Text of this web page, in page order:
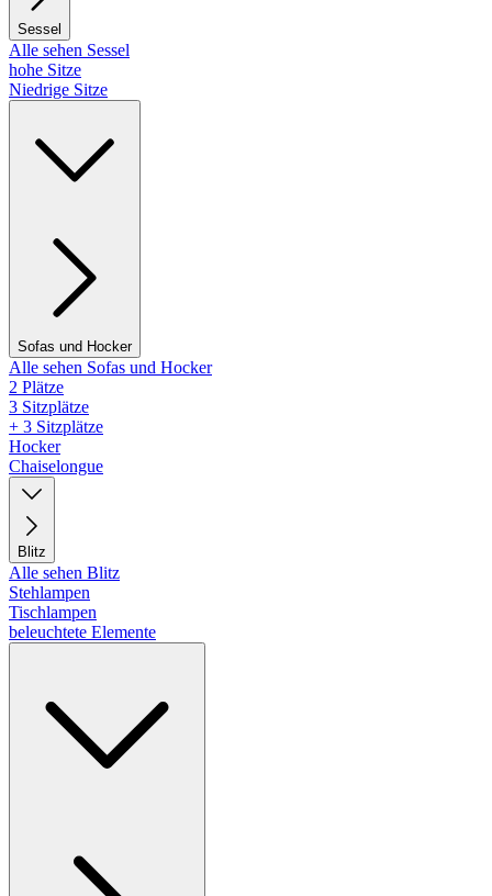
Sessel
Alle sehen Sessel
hohe Sitze
Niedrige Sitze
Sofas und Hocker
Alle sehen Sofas und Hocker
2 Plätze
3 Sitzplätze
+ 3 Sitzplätze
Hocker
Chaiselongue
Blitz
Alle sehen Blitz
Stehlampen
Tischlampen
beleuchtete Elemente